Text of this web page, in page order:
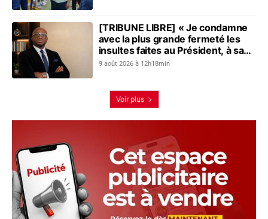
[TRIBUNE LIBRE] « Je condamne
avec la plus grande fermeté les
insultes faites au Président, à sa
mère, à son épouse et au peuple
9 août 2026 à 12h18min
Voir plus